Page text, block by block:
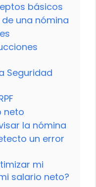
básicos
una nómina
Seguridad
neto
la nómina
un error
mi
salario neto?